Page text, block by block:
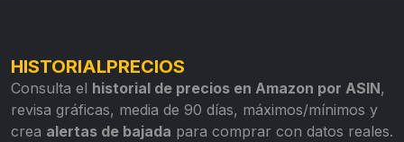
HISTORIALPRECIOS
Consulta el historial de precios en Amazon por ASIN,
revisa gráficas, media de 90 días, máximos/mínimos y
crea alertas de bajada para comprar con datos reales.